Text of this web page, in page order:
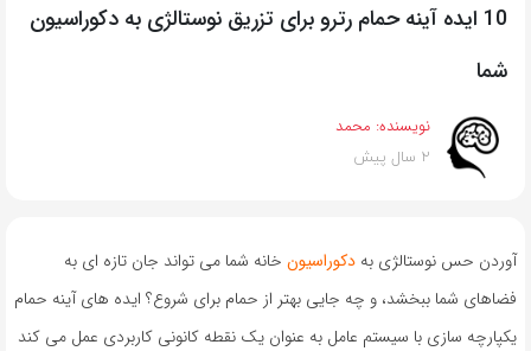
10 ایده آینه حمام رترو برای تزریق نوستالژی به دکوراسیون
شما
نویسنده: محمد
2 سال پیش
آوردن حس نوستالژی به دکوراسیون خانه شما می تواند جان تازه ای به
فضاهای شما ببخشد، و چه جایی بهتر از حمام برای شروع؟ ایده های آینه حمام
یکپارچه سازی با سیستم عامل به عنوان یک نقطه کانونی کاربردی عمل می کند